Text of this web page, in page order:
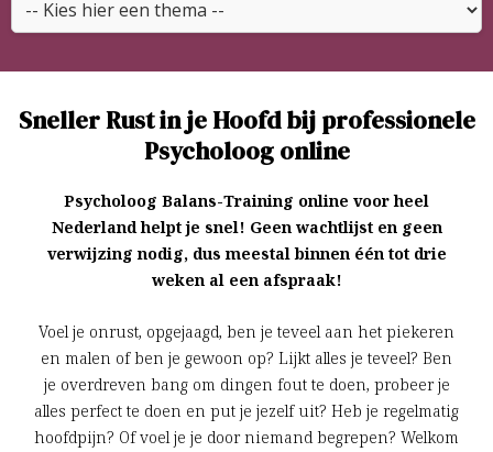
Sneller Rust in je Hoofd bij professionele
Psycholoog online
Psycholoog Balans-Training online voor heel
Nederland helpt je snel! Geen wachtlijst en geen
verwijzing nodig, dus meestal binnen één tot drie
weken al een afspraak!
Voel je onrust, opgejaagd, ben je teveel aan het piekeren
en malen of ben je gewoon op? Lijkt alles je teveel? Ben
je overdreven bang om dingen fout te doen, probeer je
alles perfect te doen en put je jezelf uit? Heb je regelmatig
hoofdpijn? Of voel je je door niemand begrepen? Welkom